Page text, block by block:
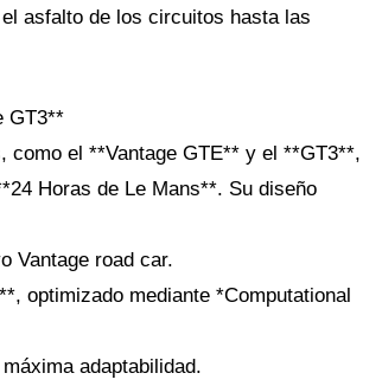
asfalto de los circuitos hasta las
GT3**
como el **Vantage GTE** y el **GT3**,
Horas de Le Mans**. Su diseño
Vantage road car.
optimizado mediante *Computational
adaptabilidad.